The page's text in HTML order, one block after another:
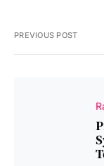
PREVIOUS POST